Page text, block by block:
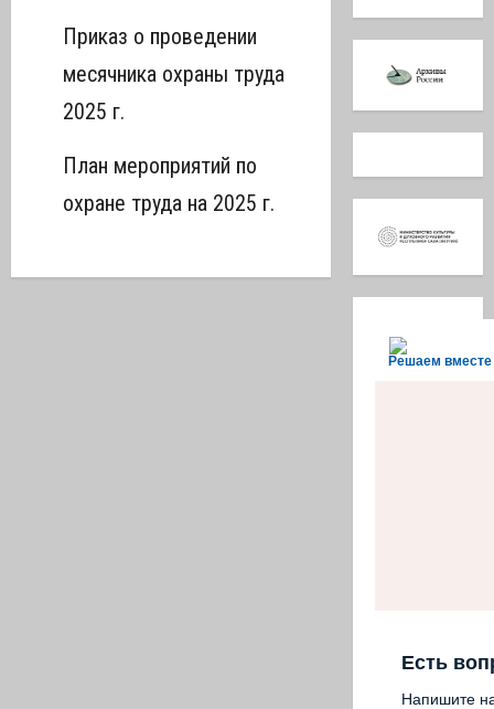
Приказ о проведении
месячника охраны труда
2025 г.
План мероприятий по
охране труда на 2025 г.
Решаем вместе
Есть
Напишите